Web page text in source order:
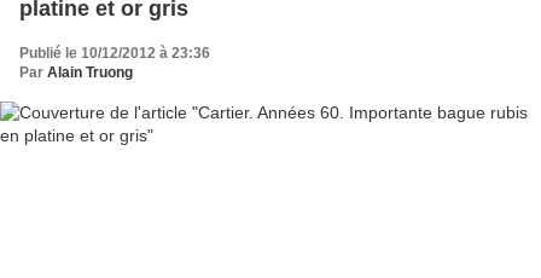
platine et or gris
Publié le 10/12/2012 à 23:36
Par Alain Truong